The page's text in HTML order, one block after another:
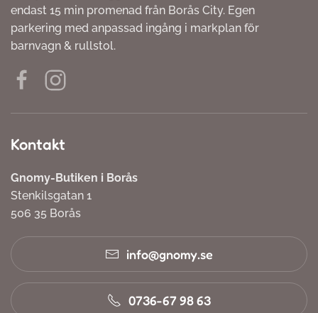
endast 15 min promenad från Borås City. Egen
parkering med anpassad ingång i markplan för
barnvagn & rullstol.
Kontakt
Gnomy-Butiken i Borås
Stenkilsgatan 1
506 35 Borås
info@gnomy.se
0736-67 98 63